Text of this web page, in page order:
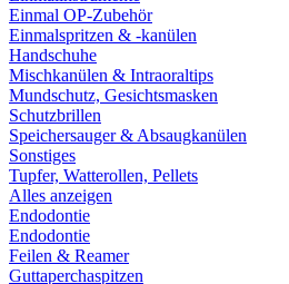
Einmal OP-Zubehör
Einmalspritzen & -kanülen
Handschuhe
Mischkanülen & Intraoraltips
Mundschutz, Gesichtsmasken
Schutzbrillen
Speichersauger & Absaugkanülen
Sonstiges
Tupfer, Watterollen, Pellets
Alles anzeigen
Endodontie
Endodontie
Feilen & Reamer
Guttaperchaspitzen